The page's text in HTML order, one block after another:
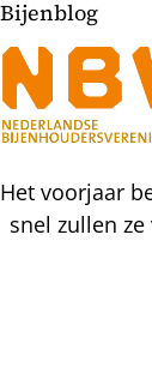
Bijenblog
Het voorjaar
snel zullen